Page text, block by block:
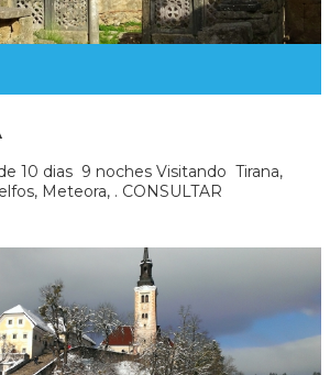
10 dias 9 noches Visitando Tirana,
Meteora, . CONSULTAR